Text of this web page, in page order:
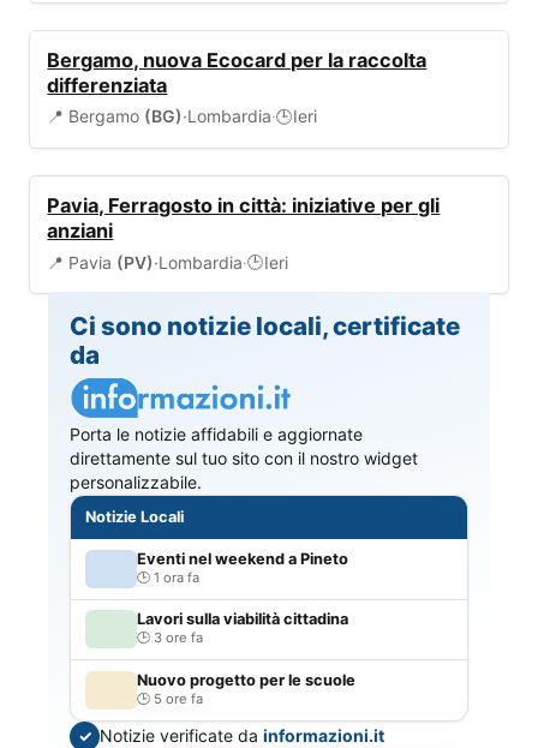
Bergamo, nuova Ecocard per la raccolta
differenziata
📍 Bergamo (BG)·Lombardia·🕒Ieri
Pavia, Ferragosto in città: iniziative per gli
anziani
📍 Pavia (PV)·Lombardia·🕒Ieri
Ci sono notizie locali, certificate
da
Porta le notizie affidabili e aggiornate
direttamente sul tuo sito con il nostro widget
personalizzabile.
Notizie Locali
Eventi nel weekend a Pineto
1 ora fa
Lavori sulla viabilità cittadina
3 ore fa
Nuovo progetto per le scuole
5 ore fa
✓ Notizie verificate dainformazioni.it